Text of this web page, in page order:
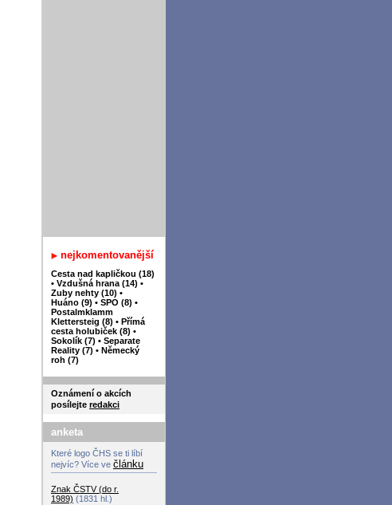
nejkomentovanější
Cesta nad kapličkou (18)
• Vzdušná hrana (14) •
Zuby nehty (10) •
Huáno (9) • SPO (8) •
Postalmklamm
Klettersteig (8) • Přímá
cesta holubiček (8) •
Sokolík (7) • Separate
Reality (7) • Německý
roh (7)
Oznámení o akcích
posílejte redakci
anketa
Které logo ČHS se ti líbí
nejvíc? Více ve článku
Znak ČSTV (do r.
1989) (1831 hl.)